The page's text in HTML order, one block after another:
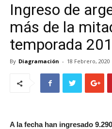
Ingreso de
más de la
temporada
By Diagramación - 18 Febrero, 2020
A la fecha han ingresado